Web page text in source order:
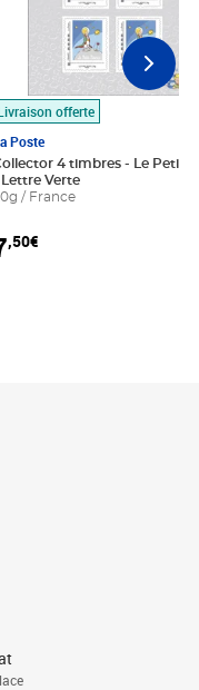
au panier
offerte
Poste
4 timbres - Le Petit
Verte
/ France
,50€